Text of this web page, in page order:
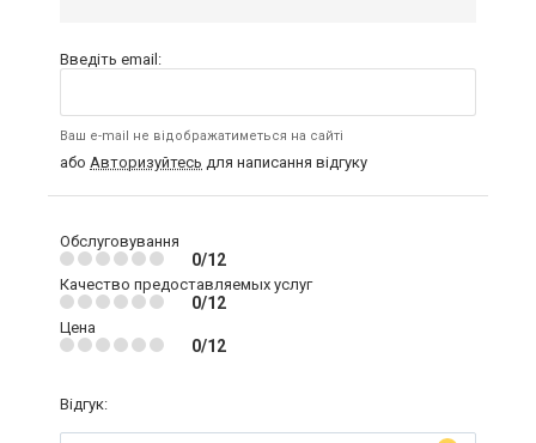
Введіть email:
Ваш e-mail не відображатиметься на сайті
або Авторизуйтесь для написання відгуку
Обслуговування
0/12
Качество предоставляемых услуг
0/12
Цена
0/12
Відгук: